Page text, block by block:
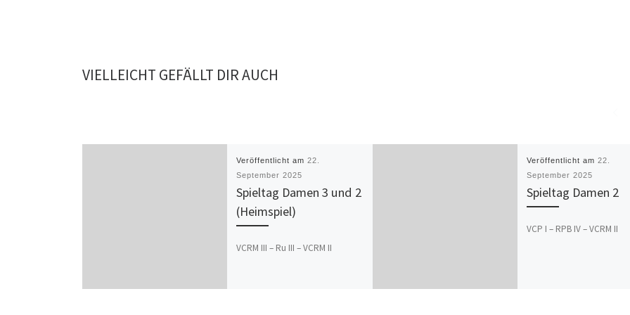
VIELLEICHT GEFÄLLT DIR AUCH
Veröffentlicht am22.
September 2025
Spieltag Damen 3 und 2
(Heimspiel)
VCRM III – Ru III – VCRM II
Veröffentlicht am 22.
September 2025
Spieltag Damen 2
VCP I – RPB IV – VCRM II